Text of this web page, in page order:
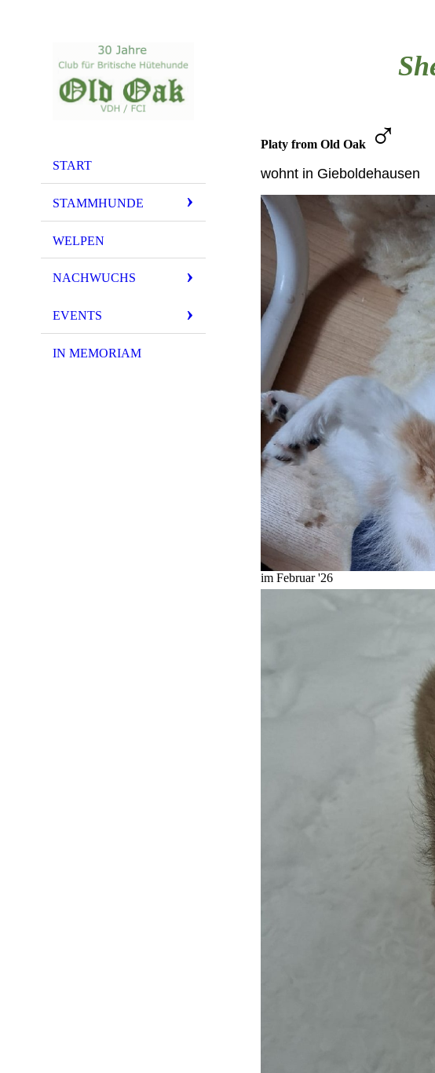
START
STAMMHUNDE
WELPEN
NACHWUCHS
EVENTS
IN MEMORIAM
Platy from Old Oak
wohnt in Gieboldehausen
im Februar '26